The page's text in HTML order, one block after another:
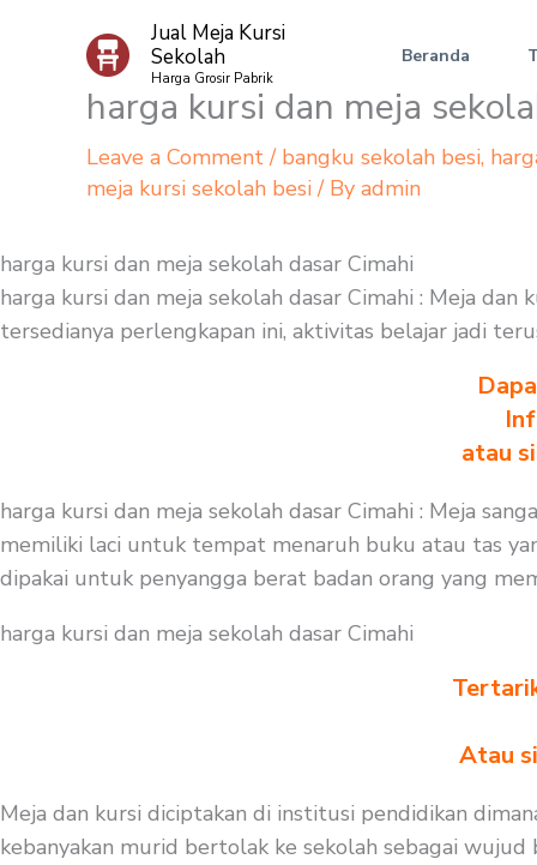
Jual Meja Kursi
Sekolah
Harga Grosir Pabrik
Beranda
harga kursi dan meja
Leave a Comment / bangku sekolah besi,
meja kursi sekolah besi/ By admin
harga kursi dan meja sekolah dasar Cimahi
harga kursi dan meja sekolah dasar Cimahi : Meja
tersedianya perlengkapan ini, aktivitas belajar jadi
atau
harga kursi dan meja sekolah dasar Cimahi : Meja
memiliki laci untuk tempat menaruh buku atau tas
dipakai untuk penyangga berat badan orang yang
harga kursi dan meja sekolah dasar Cimahi
Atau
Meja dan kursi diciptakan di institusi pendidikan
kebanyakan murid bertolak ke sekolah sebagai